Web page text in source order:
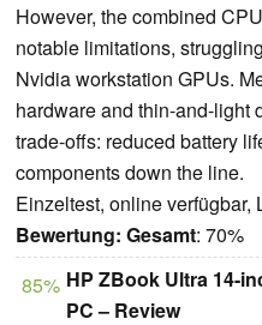
However, the combined
notable limitations,
Nvidia workstation GPUs.
hardware and thin-and-light
trade-offs: reduced battery
components down the line.
Einzeltest, online verfügbar,
Bewertung: Gesamt: 70%
85% HP ZBook Ultra 14-
PC – Review